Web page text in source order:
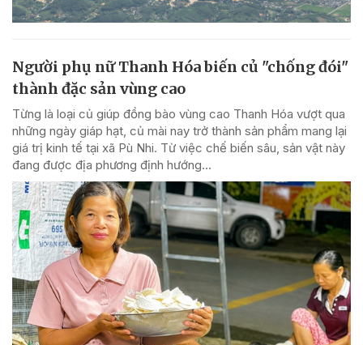
Người phụ nữ Thanh Hóa biến củ "chống đói"
thành đặc sản vùng cao
Từng là loại củ giúp đồng bào vùng cao Thanh Hóa vượt qua
những ngày giáp hạt, củ mài nay trở thành sản phẩm mang lại
giá trị kinh tế tại xã Pù Nhi. Từ việc chế biến sâu, sản vật này
đang được địa phương định hướng...